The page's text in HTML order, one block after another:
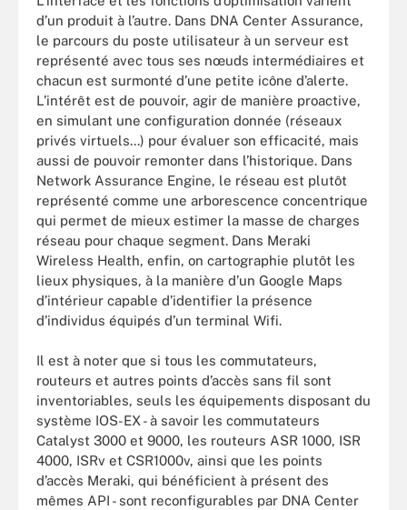
d’un produit à l’autre. Dans DNA Center Assurance,
le parcours du poste utilisateur à un serveur est
représenté avec tous ses nœuds intermédiaires et
chacun est surmonté d’une petite icône d’alerte.
L’intérêt est de pouvoir, agir de manière proactive,
en simulant une configuration donnée (réseaux
privés virtuels...) pour évaluer son efficacité, mais
aussi de pouvoir remonter dans l’historique. Dans
Network Assurance Engine, le réseau est plutôt
représenté comme une arborescence concentrique
qui permet de mieux estimer la masse de charges
réseau pour chaque segment. Dans Meraki
Wireless Health, enfin, on cartographie plutôt les
lieux physiques, à la manière d’un Google Maps
d’intérieur capable d’identifier la présence
d’individus équipés d’un terminal Wifi.
Il est à noter que si tous les commutateurs,
routeurs et autres points d’accès sans fil sont
inventoriables, seuls les équipements disposant du
système IOS-EX - à savoir les commutateurs
Catalyst 3000 et 9000, les routeurs ASR 1000, ISR
4000, ISRv et CSR1000v, ainsi que les points
d’accès Meraki, qui bénéficient à présent des
mêmes API - sont reconfigurables par DNA Center